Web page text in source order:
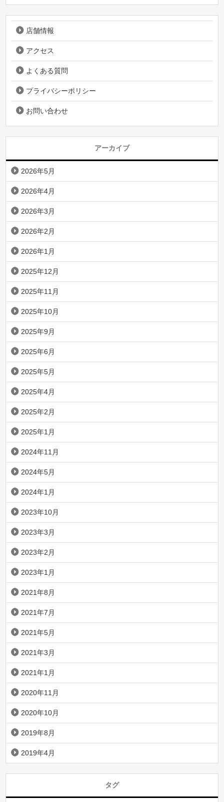
店舗情報
アクセス
よくある質問
プライバシーポリシー
お問い合わせ
アーカイブ
2026年5月
2026年4月
2026年3月
2026年2月
2026年1月
2025年12月
2025年11月
2025年10月
2025年9月
2025年6月
2025年5月
2025年4月
2025年2月
2025年1月
2024年11月
2024年5月
2024年1月
2023年10月
2023年3月
2023年2月
2023年1月
2021年8月
2021年7月
2021年5月
2021年3月
2021年1月
2020年11月
2020年10月
2019年8月
2019年4月
タグ